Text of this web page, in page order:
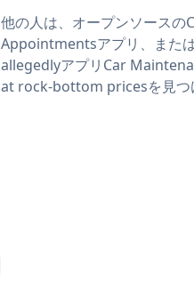
他の人は、オープンソース
Appointmentsアプリ、また
allegedlyアプリCar
at rock-bottom pricesを見つ